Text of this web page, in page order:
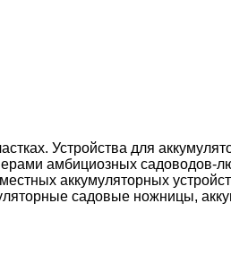
Устройства для
амбициозных садоводов-
аккумуляторных
садовые ножницы,